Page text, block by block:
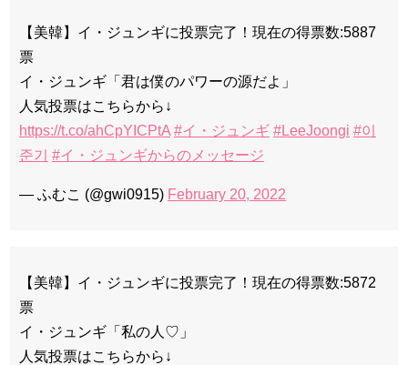
【美韓】イ・ジュンギに投票完了！現在の得票数:5887
票
イ・ジュンギ「君は僕のパワーの源だよ」
人気投票はこちらから↓
https://t.co/ahCpYICPtA #イ・ジュンギ #LeeJoongi #이
준기
#イ・ジュンギからのメッセージ
— ふむこ (@gwi0915) February 20, 2022
【美韓】イ・ジュンギに投票完了！現在の得票数:5872
票
イ・ジュンギ「私の人♡」
人気投票はこちらから↓